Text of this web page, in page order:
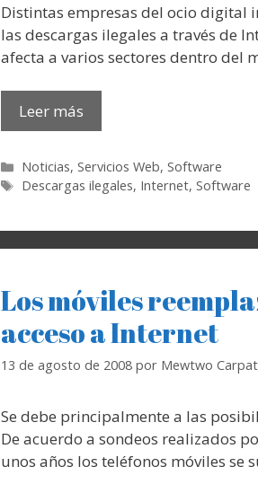
Distintas empresas del ocio digital
las descargas ilegales a través de
afecta a varios sectores dentro
Leer más
Categorías
Noticias,Servicios Web,Software
Etiquetas
Descargas ilegales, Internet,Software
Los móviles
acceso a Internet
13 de agosto de 2008 por Mewtwo
Se debe principalmente a las
De acuerdo a sondeos realizados
unos años los teléfonos móviles